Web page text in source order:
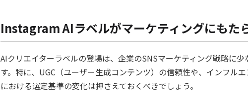
Instagram AIラベルがマーケティングにもた
AIクリエイターラベルの登場は、企業のSNSマーケティング戦略に
す。特に、UGC（ユーザー生成コンテンツ）の信頼性や、インフル
における選定基準の変化は押さえておくべきでしょう。